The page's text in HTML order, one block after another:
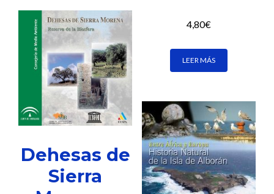
4,80€
LEER MÁS
Dehesas de
Sierra